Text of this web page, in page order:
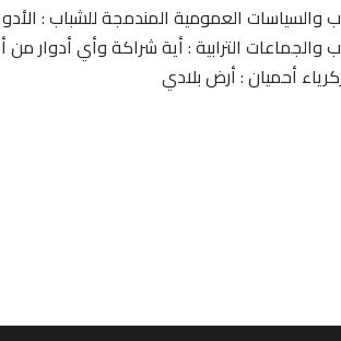
والسياسات العمومية المندمجة للشباب :
والجماعات الترابية : أية شراكة وأي أدوار
أحميان : أرض بلادي